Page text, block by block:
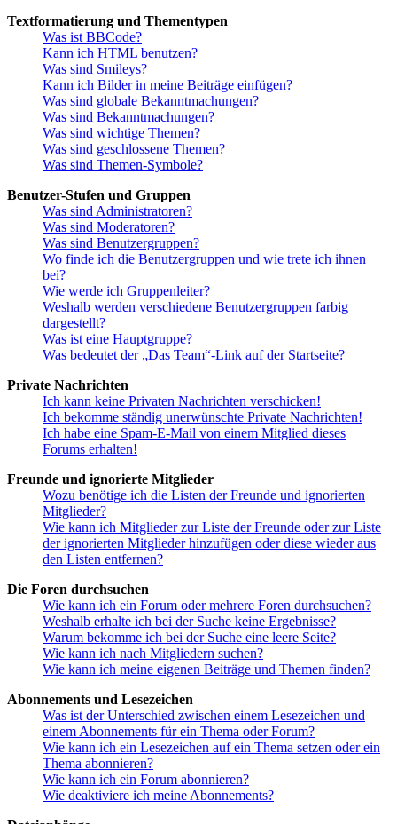
Textformatierung und Thementypen
Was ist BBCode?
Kann ich HTML benutzen?
Was sind Smileys?
Kann ich Bilder in meine Beiträge einfügen?
Was sind globale Bekanntmachungen?
Was sind Bekanntmachungen?
Was sind wichtige Themen?
Was sind geschlossene Themen?
Was sind Themen-Symbole?
Benutzer-Stufen und Gruppen
Was sind Administratoren?
Was sind Moderatoren?
Was sind Benutzergruppen?
Wo finde ich die Benutzergruppen und wie trete ich ihnen
bei?
Wie werde ich Gruppenleiter?
Weshalb werden verschiedene Benutzergruppen farbig
dargestellt?
Was ist eine Hauptgruppe?
Was bedeutet der „Das Team“-Link auf der Startseite?
Private Nachrichten
Ich kann keine Privaten Nachrichten verschicken!
Ich bekomme ständig unerwünschte Private Nachrichten!
Ich habe eine Spam-E-Mail von einem Mitglied dieses
Forums erhalten!
Freunde und ignorierte Mitglieder
Wozu benötige ich die Listen der Freunde und ignorierten
Mitglieder?
Wie kann ich Mitglieder zur Liste der Freunde oder zur Liste
der ignorierten Mitglieder hinzufügen oder diese wieder aus
den Listen entfernen?
Die Foren durchsuchen
Wie kann ich ein Forum oder mehrere Foren durchsuchen?
Weshalb erhalte ich bei der Suche keine Ergebnisse?
Warum bekomme ich bei der Suche eine leere Seite?
Wie kann ich nach Mitgliedern suchen?
Wie kann ich meine eigenen Beiträge und Themen finden?
Abonnements und Lesezeichen
Was ist der Unterschied zwischen einem Lesezeichen und
einem Abonnements für ein Thema oder Forum?
Wie kann ich ein Lesezeichen auf ein Thema setzen oder ein
Thema abonnieren?
Wie kann ich ein Forum abonnieren?
Wie deaktiviere ich meine Abonnements?